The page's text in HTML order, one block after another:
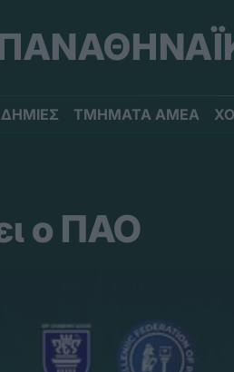
ΤΜΗΜΑΤΑ ΑΜΕΑ
ο ΠΑΟ